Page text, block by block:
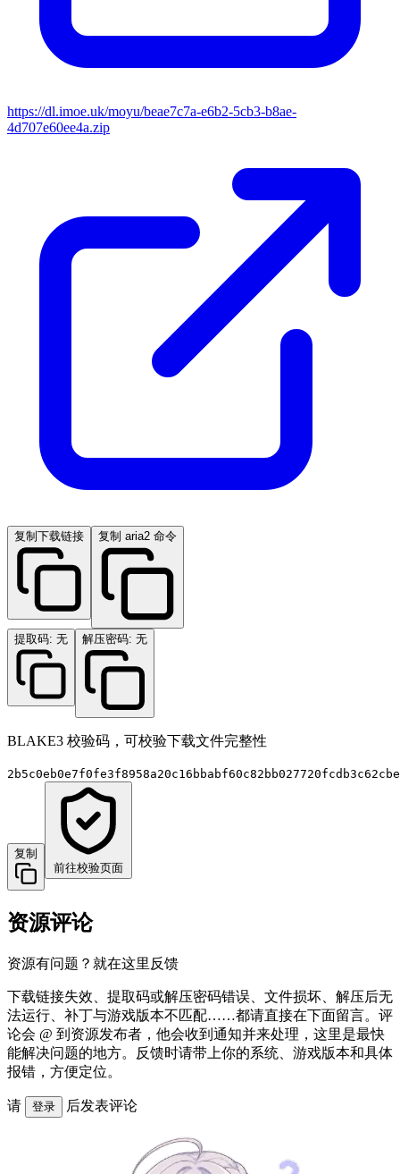
https://dl.imoe.uk/moyu/beae7c7a-e6b2-5cb3-b8ae-
4d707e60ee4a.zip
复制下载链接 复制 aria2 命令
提取码: 无 解压密码: 无
BLAKE3 校验码，可校验下载文件完整性
复制
前往校验页面
资源评论
资源有问题？就在这里反馈
下载链接失效、提取码或解压密码错误、文件损坏、解压后无
法运行、补丁与游戏版本不匹配……都请直接在下面留言。评
论会 @ 到资源发布者，他会收到通知并来处理，这里是最快
能解决问题的地方。反馈时请带上你的系统、游戏版本和具体
报错，方便定位。
请 登录 后发表评论